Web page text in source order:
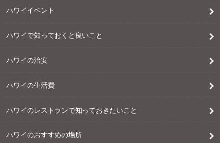
ハワイイベント
ハワイで知っておくと良いこと
ハワイの治安
ハワイの生活費
ハワイのレストランで知っておきたいこと
ハワイのおすすめの場所